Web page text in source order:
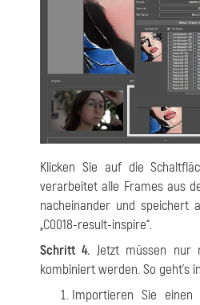
Klicken Sie auf die
verarbeitet alle Frames aus
nacheinander und speichert
„C0018-result-inspire“.
Schritt 4. Jetzt müssen nur
kombiniert werden. So geht's in
Importieren Sie